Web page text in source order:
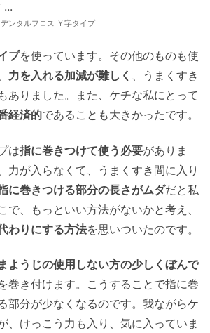
ンタルフロス Ｙ字タイプ
プを使っています。その他のものも使
力を入れる加減が難しく 、うまくすき
ありました。また、ケチな私にとって
経済的であることも大きかったです。
は指に巻きつけて使う必要がありま
力が入らなくて、うまくすき間に入り
に巻きつける部分の長さがムダだと私
で、もっといい方法がないかと考え、
わりにする方法を思いついたのです。
ようじの使用しない方の少しくぼんで
巻き付けます。こうすることで指に巻
部分が少なくなるのです。我ながらケ
、けっこう力も入り、気に入っていま